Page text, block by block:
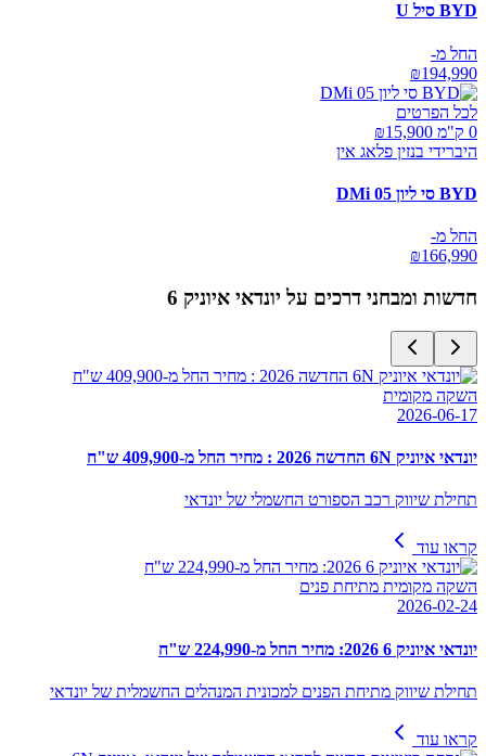
BYD סיל U
החל מ-
₪194,990
לכל הפרטים
0 ק"מ ₪
15,900
היברידי בנזין פלאג אין
BYD סי ליון 05 DMi
החל מ-
₪166,990
חדשות ומבחני דרכים על יונדאי איוניק 6
השקה מקומית
2026-06-17
יונדאי איוניק 6N החדשה 2026 : מחיר החל מ-409,900 ש"ח
תחילת שיווק רכב הספורט החשמלי של יונדאי
קראו עוד
השקה מקומית מתיחת פנים
2026-02-24
יונדאי איוניק 6 2026: מחיר החל מ-224,990 ש"ח
תחילת שיווק מתיחת הפנים למכונית המנהלים החשמלית של יונדאי
קראו עוד